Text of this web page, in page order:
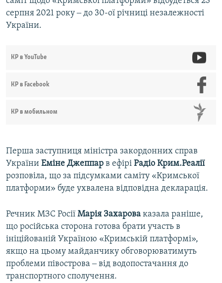
серпня 2021 року ‒ до 30-ої річниці незалежності
України.
КР в YouTube
КР в Facebook
КР в мобильном
Перша заступниця міністра закордонних справ
України Еміне Джеппар в ефірі Радіо Крим.Реалії
розповіла, що за підсумками саміту «Кримської
платформи» буде ухвалена відповідна декларація.
Речник МЗС Росії Марія Захарова казала раніше,
що російська сторона готова брати участь в
ініційованій Україною «Кримській платформі»,
якщо на цьому майданчику обговорюватимуть
проблеми півострова ‒ від водопостачання до
транспортного сполучення.